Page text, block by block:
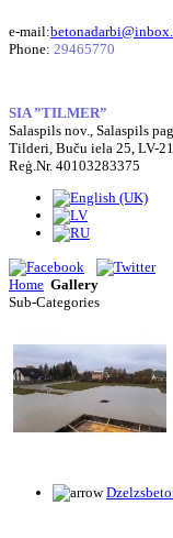
e-mail:
Phone: 29465770
SIA ”TILMER”
Salaspils nov., Salaspils
Tilderi, Buču iela 25, LV-
Reģ.Nr. 40103283375
Home Gallery
Sub-Categories